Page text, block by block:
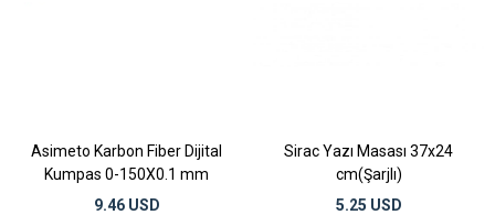
Asimeto Karbon Fiber Dijital
Kumpas 0-150X0.1 mm
9.46 USD
Sirac Yazı Masası 37x24
cm(Şarjlı)
5.25 USD